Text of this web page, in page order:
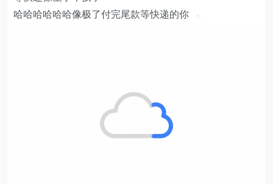
哈哈哈哈哈哈像极了付完尾款等快递的你